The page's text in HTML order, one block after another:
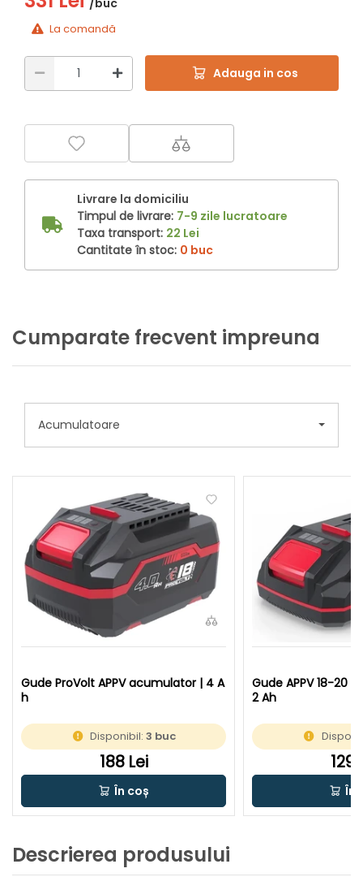
La comandă
Adauga in cos
Livrare la domiciliu
Timpul de livrare: 7-9 zile lucratoare
Taxa transport: 22 Lei
Cantitate în stoc: 0 buc
Cumparate frecvent impreuna
Acumulatoare
Gude ProVolt APPV acumulator | 4 A
h
Disponibil:3 buc
188 Lei
În coș
Gude APPV 18-20
2 Ah
129
În
Descrierea produsului